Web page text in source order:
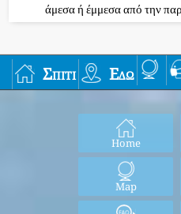
άμεσα ή έμμεσα από την
Σπίτι Εδώ
Home
Map